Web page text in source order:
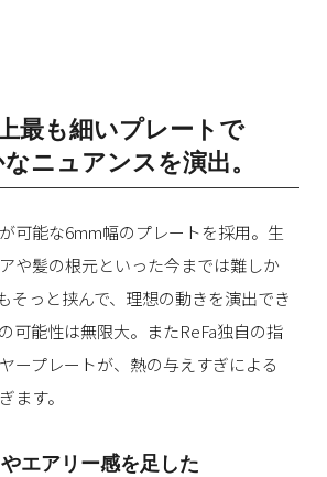
最も細いプレートで
ニュアンスを演出。
可能な6mm幅のプレートを採用。 生
や髪の根元といった今までは難しか
そっと挟んで、 理想の動きを演出でき
可能性は無限大。 またReFa独自の指
ープレートが、熱の与えすぎによる
ます。
エアリー感を足した